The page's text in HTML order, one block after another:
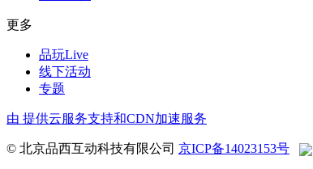
更多
品玩Live
线下活动
专题
由 提供云服务支持和CDN加速服务
© 北京品西互动科技有限公司 京ICP备14023153号